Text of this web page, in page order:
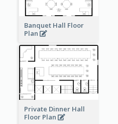
Banquet Hall Floor
Plan
Private Dinner Hall
Floor Plan